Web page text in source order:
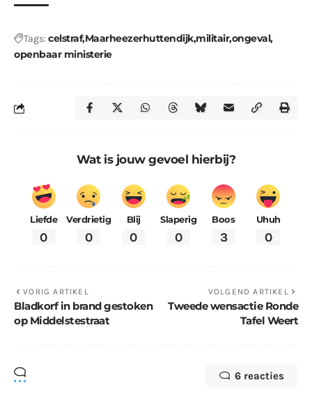
Tags:celstrafMaarheezerhuttendijkmilitairongeval
openbaar ministerie
Wat is jouw gevoel hierbij?
Liefde
0
Verdrietig
0
Blij
0
Slaperig
0
Boos
3
Uhuh
0
VORIG ARTIKEL
Bladkorf in brand gestoken
op Middelstestraat
VOLGEND ARTIKEL
Tweede wensactie Ronde
Tafel Weert
6 reacties